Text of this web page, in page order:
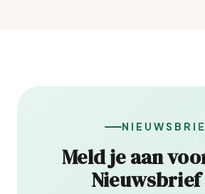
Meld je aan
Nieuwsbrief